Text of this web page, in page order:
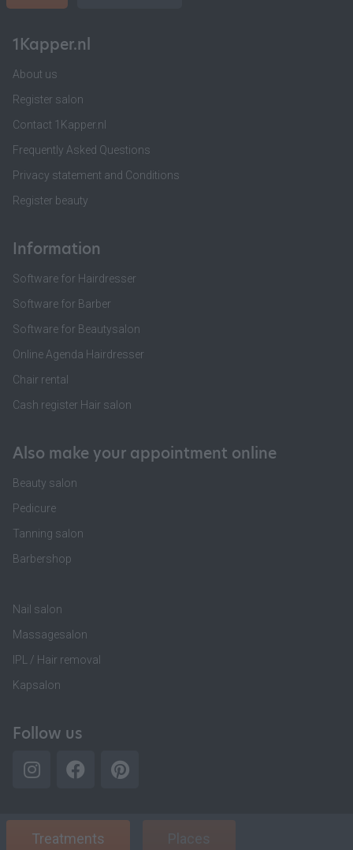
1Kapper.nl
About us
Register salon
Contact 1Kapper.nl
Frequently Asked Questions
Privacy statement and Conditions
Register beauty
Information
Software for Hairdresser
Software for Barber
Software for Beautysalon
Online Agenda Hairdresser
Chair rental
Cash register Hair salon
Also make your appointment online
Beauty salon
Pedicure
Tanning salon
Barbershop
Nail salon
Massagesalon
IPL / Hair removal
Kapsalon
Follow us
Treatments Places